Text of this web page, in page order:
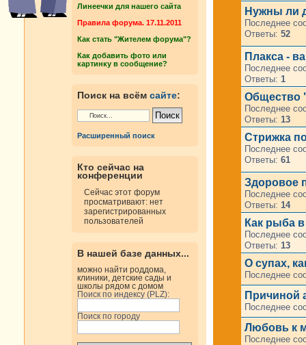
Линеечки для нашего сайта
Правила форума. 17.11.2011
Как стать "Жителем форума"?
Как добавить фото или
картинку в сообщение?
Поиск на всём сайте:
Расширенный поиск
Кто сейчас на
конференции
Сейчас этот форум
просматривают: нет
зарегистрированных
пользователей
В нашей базе данных...
можно найти роддома,
клиники, детские сады и
школы рядом с домом
Поиск по индексу (PLZ):
Поиск по городу
Нужны ли
Последнее
Ответы: 52
Плакса -
Последнее
Ответы: 1
Общество
Последнее
Ответы: 13
Cтрижка
Последнее
Ответы: 61
Здоровое
Последнее
Ответы: 14
Как рыба
Последнее
Ответы: 13
О супах,
Последнее
Причиной
Последнее
Любовь к
Последнее